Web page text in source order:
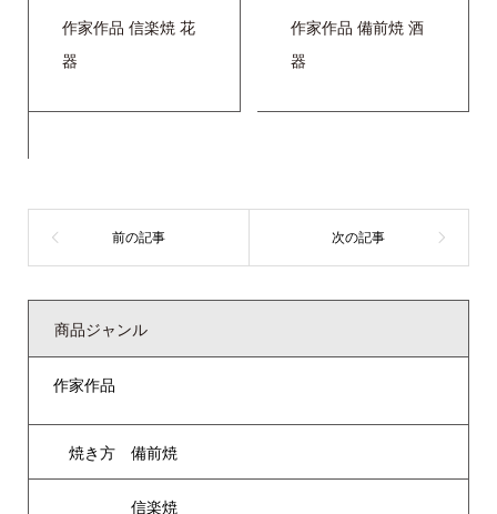
作家作品 信楽焼 花
器
作家作品 備前焼 酒
器
商品ジャンル
作家作品
焼き方 備前焼
信楽焼